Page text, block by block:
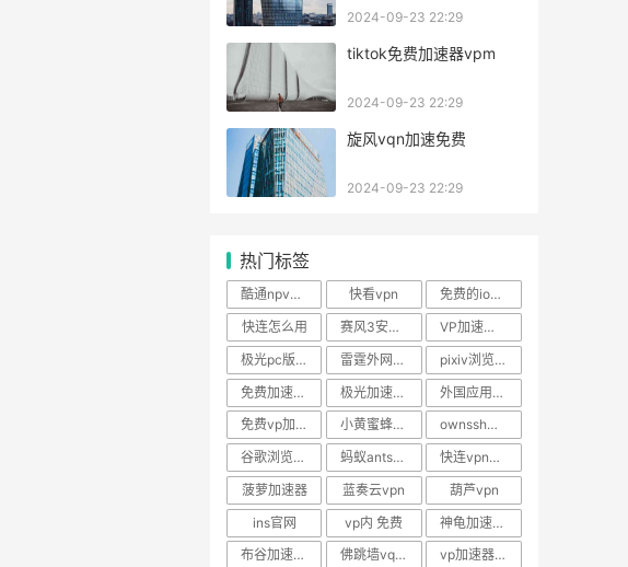
2024-09-23 22:29
tiktok免费加速器vpm
2024-09-23 22:29
旋风vqn加速免费
2024-09-23 22:29
热门标签
酷通npv下载安卓下载 快看vpn
免费的ios翻外墙软件
快连怎么用
赛风3安卓版下载官网
VP加速器免费免费版
极光pc版加速器
雷霆外网加速器
pixiv浏览设置
免费加速器ios
极光加速器官方官网
外国应用加速器
免费vp加速度器
小黄蜜蜂加速器
ownssh加速器
谷歌浏览器怎么连外网
蚂蚁antss v2.1.
快连vpn电视
菠萝加速器
蓝奏云vpn
葫芦vpn
ins官网
vp内 免费
神龟加速器心跳接口异常
布谷加速器升级
佛跳墙vqn最新版
vp加速器电脑版